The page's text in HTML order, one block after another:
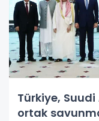
Türkiye,
ortak